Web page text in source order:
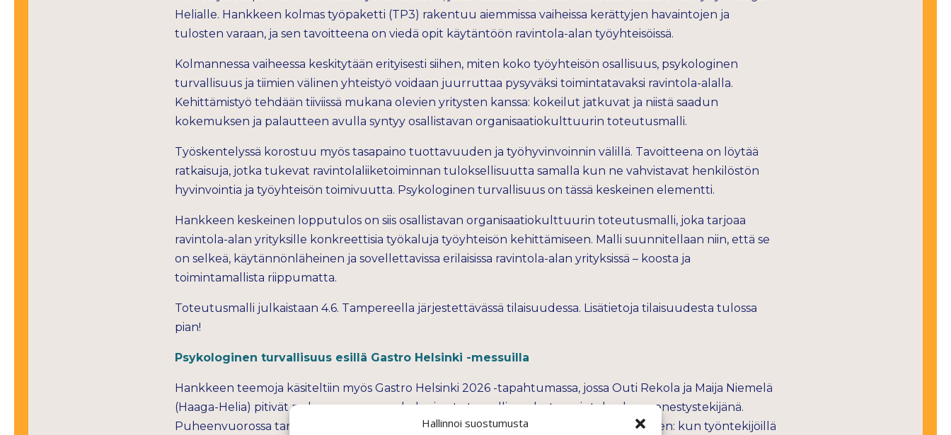
Hallinnoi suostumusta
Helialle. Hankkeen kolmas työpaketti (TP3) rakentuu aiemmissa vaiheissa kerättyjen havaintojen ja
tulosten varaan, ja sen tavoitteena on viedä opit käytäntöön ravintola-alan työyhteisöissä.
Kolmannessa vaiheessa keskitytään erityisesti siihen, miten koko työyhteisön osallisuus, psykologinen
turvallisuus ja tiimien välinen yhteistyö voidaan juurruttaa pysyväksi toimintatavaksi ravintola-alalla.
Kehittämistyö tehdään tiiviissä mukana olevien yritysten kanssa: kokeilut jatkuvat ja niistä saadun
kokemuksen ja palautteen avulla syntyy osallistavan organisaatiokulttuurin toteutusmalli.
Työskentelyssä korostuu myös tasapaino tuottavuuden ja työhyvinvoinnin välillä. Tavoitteena on löytää
ratkaisuja, jotka tukevat ravintolaliiketoiminnan tuloksellisuutta samalla kun ne vahvistavat henkilöstön
hyvinvointia ja työyhteisön toimivuutta. Psykologinen turvallisuus on tässä keskeinen elementti.
Hankkeen keskeinen lopputulos on siis osallistavan organisaatiokulttuurin toteutusmalli, joka tarjoaa
ravintola-alan yrityksille konkreettisia työkaluja työyhteisön kehittämiseen. Malli suunnitellaan niin, että se
on selkeä, käytännönläheinen ja sovellettavissa erilaisissa ravintola-alan yrityksissä – koosta ja
toimintamallista riippumatta.
Toteutusmalli julkaistaan 4.6. Tampereella järjestettävässä tilaisuudessa. Lisätietoja tilaisuudesta tulossa
pian!
Psykologinen turvallisuus esillä Gastro Helsinki -messuilla
Hankkeen teemoja käsiteltiin myös Gastro Helsinki 2026 -tapahtumassa, jossa Outi Rekola ja Maija Niemelä
(Haaga-Helia) pitivät puheenvuoron psykologisesta turvallisuudesta ravintola-alan menestystekijänä.
Puheenvuorossa tarkasteltiin, miten työyhteisön ilmapiiri vaikuttaa ravintola-alan arkeen: kun työntekijöillä